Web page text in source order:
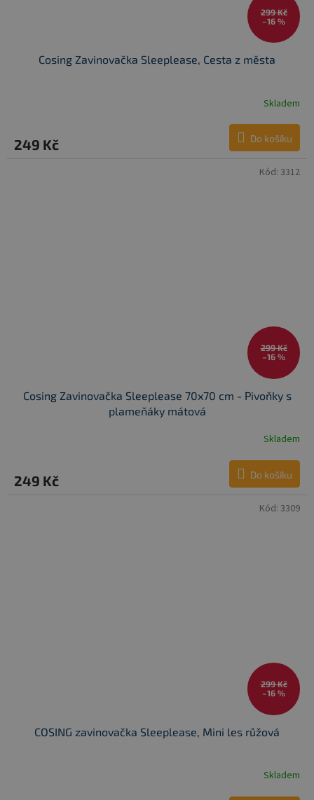
299 Kč
–16 %
Cosing Zavinovačka Sleeplease, Cesta z města
Skladem
249 Kč Do košíku
299 Kč
–16 %
Cosing Zavinovačka Sleeplease 70x70 cm - Pivoňky s
plameňáky mátová
Skladem
249 Kč Do košíku
Kód: 3312
299 Kč
–16 %
COSING zavinovačka Sleeplease, Mini les růžová
Skladem
Kód: 3309